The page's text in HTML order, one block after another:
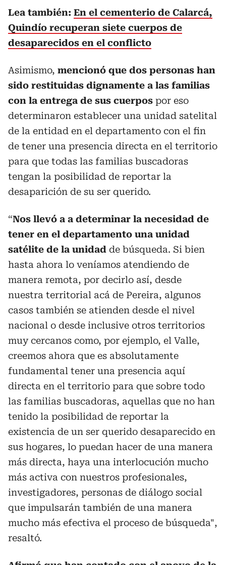
Lea también: En el cementerio de Calarcá,
Quindío recuperan siete cuerpos de
desaparecidos en el conflicto
Asimismo, mencionó que dos personas han
sido restituidas dignamente a las familias
con la entrega de sus cuerpos por eso
determinaron establecer una unidad satelital
de la entidad en el departamento con el fin
de tener una presencia directa en el territorio
para que todas las familias buscadoras
tengan la posibilidad de reportar la
desaparición de su ser querido.
“Nos llevó a a determinar la necesidad de
tener en el departamento una unidad
satélite de la unidad de búsqueda. Si bien
hasta ahora lo veníamos atendiendo de
manera remota, por decirlo así, desde
nuestra territorial acá de Pereira, algunos
casos también se atienden desde el nivel
nacional o desde inclusive otros territorios
muy cercanos como, por ejemplo, el Valle,
creemos ahora que es absolutamente
fundamental tener una presencia aquí
directa en el territorio para que sobre todo
las familias buscadoras, aquellas que no han
tenido la posibilidad de reportar la
existencia de un ser querido desaparecido en
sus hogares, lo puedan hacer de una manera
más directa, haya una interlocución mucho
más activa con nuestros profesionales,
investigadores, personas de diálogo social
que impulsarán también de una manera
mucho más efectiva el proceso de búsqueda",
resaltó.